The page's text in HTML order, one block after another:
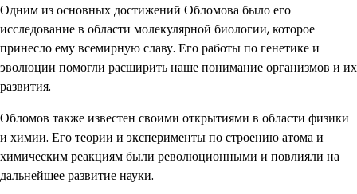
Одним из основных достижений Обломова было его
исследование в области молекулярной биологии, которое
принесло ему всемирную славу. Его работы по генетике и
эволюции помогли расширить наше понимание организмов и их
развития.
Обломов также известен своими открытиями в области физики
и химии. Его теории и эксперименты по строению атома и
химическим реакциям были революционными и повлияли на
дальнейшее развитие науки.